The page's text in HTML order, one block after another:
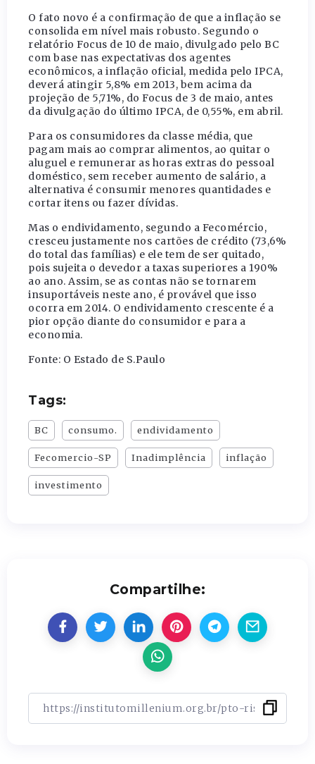
O fato novo é a confirmação de que a inflação se
consolida em nível mais robusto. Segundo o
relatório Focus de 10 de maio, divulgado pelo BC
com base nas expectativas dos agentes
econômicos, a inflação oficial, medida pelo IPCA,
deverá atingir 5,8% em 2013, bem acima da
projeção de 5,71%, do Focus de 3 de maio, antes
da divulgação do último IPCA, de 0,55%, em abril.
Para os consumidores da classe média, que
pagam mais ao comprar alimentos, ao quitar o
aluguel e remunerar as horas extras do pessoal
doméstico, sem receber aumento de salário, a
alternativa é consumir menores quantidades e
cortar itens ou fazer dívidas.
Mas o endividamento, segundo a Fecomércio,
cresceu justamente nos cartões de crédito (73,6%
do total das famílias) e ele tem de ser quitado,
pois sujeita o devedor a taxas superiores a 190%
ao ano. Assim, se as contas não se tornarem
insuportáveis neste ano, é provável que isso
ocorra em 2014. O endividamento crescente é a
pior opção diante do consumidor e para a
economia.
Fonte: O Estado de S.Paulo
Tags:
BC consumo. endividamento
Fecomercio-SP Inadimplência inflação
investimento
Compartilhe: